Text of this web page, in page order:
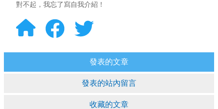
對不起，我忘了寫自我介紹！
發表的文章
發表的站內留言
收藏的文章